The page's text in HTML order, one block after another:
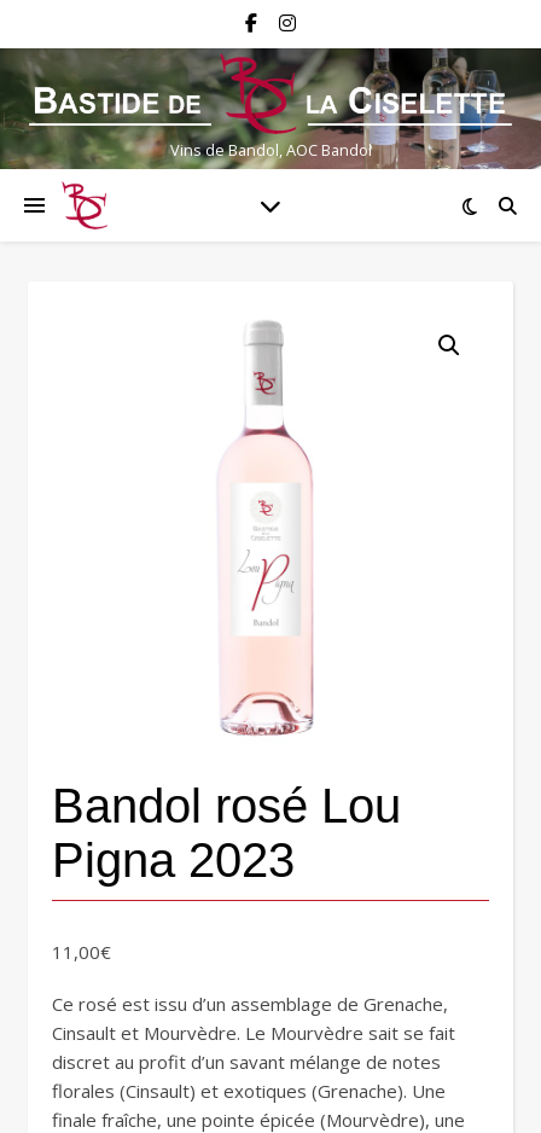
Vins de Bandol, AOC Bandol
Bandol rosé Lou
Pigna 2023
11,00€
Ce rosé est issu d’un assemblage de Grenache,
Cinsault et Mourvèdre. Le Mourvèdre sait se fait
discret au profit d’un savant mélange de notes
florales (Cinsault) et exotiques (Grenache). Une
finale fraîche, une pointe épicée (Mourvèdre), une